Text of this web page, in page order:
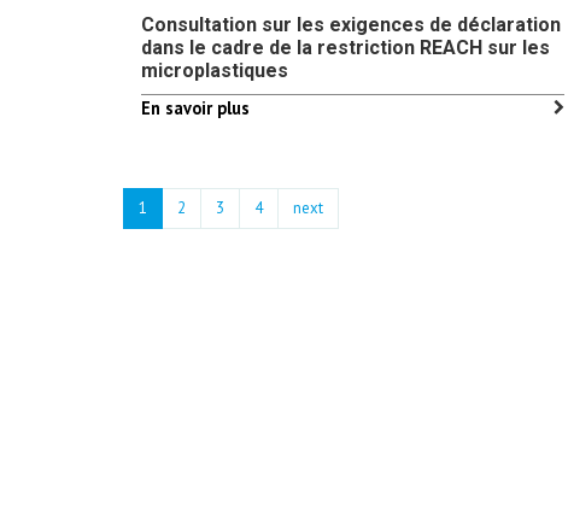
Consultation sur les exigences de déclaration
dans le cadre de la restriction REACH sur les
microplastiques
En savoir plus
1 2 3 4 next